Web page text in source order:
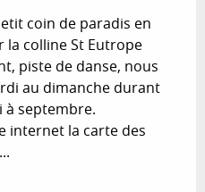
coin de paradis en
la colline St Eutrope
piste de danse, nous
au dimanche durant
à septembre.
internet la carte des